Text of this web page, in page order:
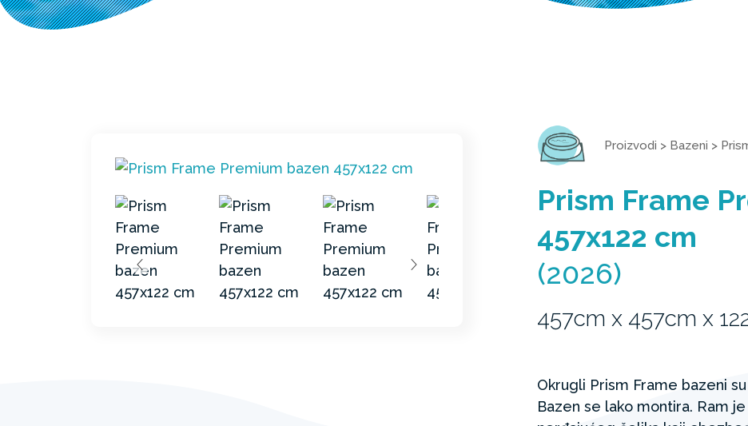
Proizvodi > Bazeni >
Prism Frame
457x122 cm
(2026)
457cm x 457cm x
Okrugli Prism Frame bazeni
Bazen se lako montira. Ram